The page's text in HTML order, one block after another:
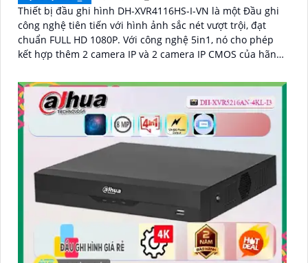
Thiết bị đầu ghi hình DH-XVR4116HS-I-VN là một Đầu ghi
công nghệ tiên tiến với hình ảnh sắc nét vượt trội, đạt
chuẩn FULL HD 1080P. Với công nghệ 5in1, nó cho phép
kết hợp thêm 2 camera IP và 2 camera IP CMOS của hãng